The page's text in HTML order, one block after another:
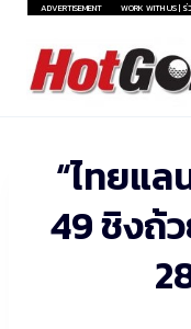
Skip
content
ADVERTISEMENT WORK WITH US | ร่
“ไทยแล
49 ชิงถ้